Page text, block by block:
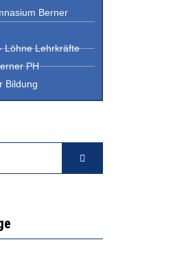
Berner
Löhne Lehrkräfte
PH
Bildung